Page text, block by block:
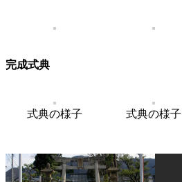
完成式典
式典の様子 式典の様子